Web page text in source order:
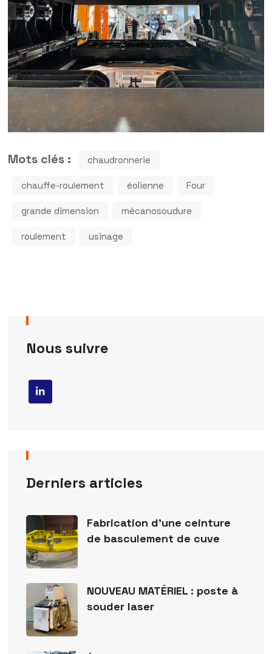
Mots clés : chaudronnerie
chauffe-roulement éolienne Four
grande dimension mécanosoudure
roulement usinage
Nous suivre
Derniers articles
Fabrication d’une ceinture
de basculement de cuve
NOUVEAU MATÉRIEL : poste à
souder laser